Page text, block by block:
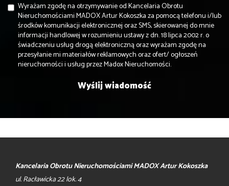
Wyrażam zgodę na otrzymywanie od Kancelaria Obrotu
Nieruchomościami MADOX Artur Kokoszka za pomocą telefonu i/lub
środków komunikacji elektronicznej oraz SMS, skierowanej do mnie
informacji handlowej w rozumieniu ustawy z dn. 18 lipca 2002 r. o
świadczeniu usług drogą elektroniczną oraz wyrażam zgodę na
przesyłanie mi materiałów reklamowych oraz ofert/ ogłoszeń
nieruchomości i usług przez Madox Nieruchomości.
Kancelaria Obrotu Nieruchomościami MADOX Artur Kokoszka
ul. Racławicka 22 lok. 4